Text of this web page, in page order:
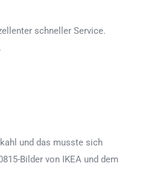
schneller Service.
und das musste sich
Bilder von IKEA und dem